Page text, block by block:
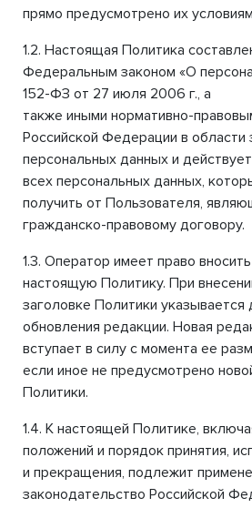
прямо предусмотрено их
1.2. Настоящая Политика
Федеральным законом «О
152-ФЗ от 27 июля 2006 г., а
также иными нормативно-
Российской Федерации в
персональных данных и
всех персональных данных,
получить от Пользователя,
гражданско-правовому договору.
1.3. Оператор имеет право
настоящую Политику. При
заголовке Политики указывается
обновления редакции. Новая
вступает в силу с момента ее
если иное не предусмотрено
Политики.
1.4. К настоящей Политике,
положений и порядок принятия,
и прекращения, подлежит
законодательство Российской